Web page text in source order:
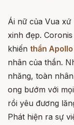
Ái nữ của Vua xứ
xinh đẹp.
khiến thần Apollo
nhân của thần.
nhăng, toàn
ong bướm với
rồi yêu đương
Phát hiện ra sự